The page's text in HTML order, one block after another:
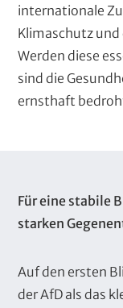
internationale
Klimaschutz und
Werden diese
sind die
ernsthaft
T
e
t
Für eine stabile
starken
Auf den ersten
der AfD als das